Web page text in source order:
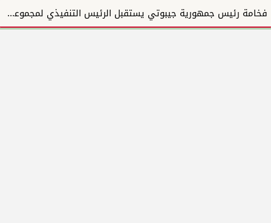
فخامة رئيس جمهورية جيبوتي يستقبل الرئيس التنفيذي لمجموعة المبارك للإنشاءات والتطوير العقاري ويؤكد دع...